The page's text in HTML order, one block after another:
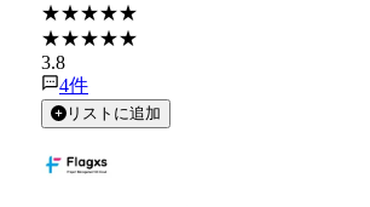
★★★★★
★★★★★
3.8
4件
リストに追加